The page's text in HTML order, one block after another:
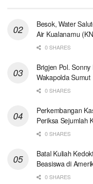
Besok, Water
Air Kualanamu
0 SHARES
Brigjen Pol.
Wakapolda Sumut
0 SHARES
Perkembangan
Periksa Sejumlah
0 SHARES
Batal Kuliah
Beasiswa di
0 SHARES